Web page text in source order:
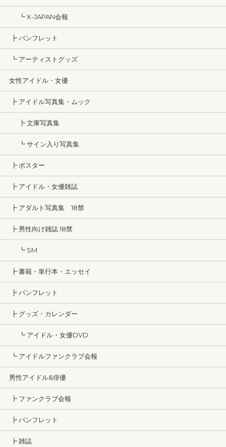
┗ X-JAPAN会報
┣ パンフレット
┗ アーティストグッズ
女性アイドル・女優
┣ アイドル写真集・ムック
┣ 文庫写真集
┗ サイン入り写真集
┣ ポスター
┣ アイドル・女優雑誌
┣ アダルト写真集 18禁
┣ 男性向け雑誌 18禁
┗ SM
┣ 書籍・単行本・エッセイ
┣ パンフレット
┣ グッズ・カレンダー
┗ アイドル・女優DVD
┗ アイドルファンクラブ会報
男性アイドル&俳優
┣ ファンクラブ会報
┣ パンフレット
┣ 雑誌